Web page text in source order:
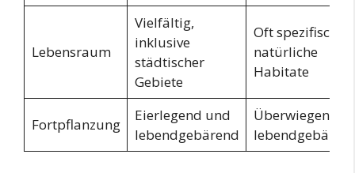
Lebensraum
Vielfältig,
inklusive
städtischer
Gebiete
Oft spezifische,
natürliche
Habitate
Fortpflanzung
Eierlegend und
lebendgebärend
Überwiegend